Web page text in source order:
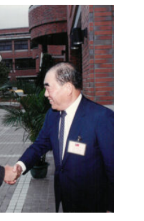
latest